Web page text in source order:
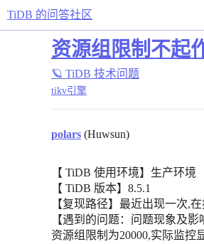
TiDB 的问答社区
资源组限制不起
🪐 TiDB 技术问题
tikv引擎
polars (Huwsun)
【 TiDB 使用环境】生产环境
【 TiDB 版本】8.5.1
【复现路径】最近出现一次,
【遇到的问题：问题现象及影
资源组限制为20000,实际监控